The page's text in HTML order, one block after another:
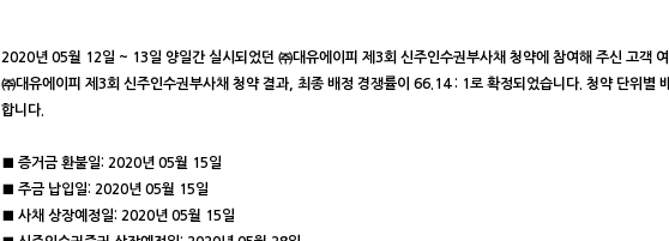
2020년 05월 12일 ~ 13일 양일간 실시되었던 ㈜대유에이피 제3회 신주인수권부사채 청약에 참여해 주신 고객
㈜대유에이피 제3회 신주인수권부사채 청약 결과, 최종 배정 경쟁률이 66.14 : 1로 확정되었습니다. 청약 단위별
합니다.
■ 증거금 환불일: 2020년 05월 15일
■ 주금 납입일: 2020년 05월 15일
■ 사채 상장예정일: 2020년 05월 15일